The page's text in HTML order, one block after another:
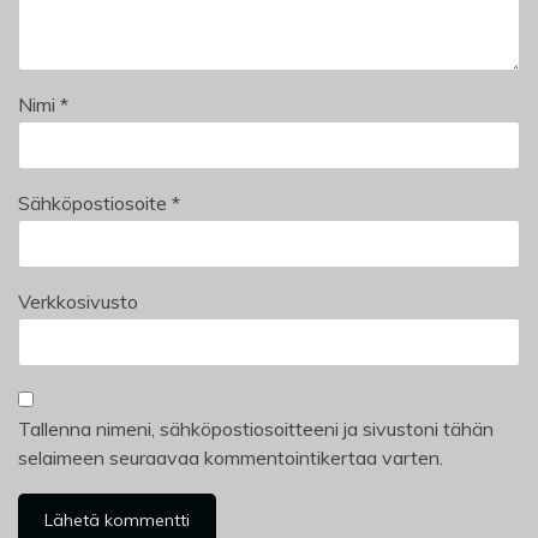
Nimi *
Sähköpostiosoite *
Verkkosivusto
Tallenna nimeni, sähköpostiosoitteeni ja sivustoni tähän
selaimeen seuraavaa kommentointikertaa varten.